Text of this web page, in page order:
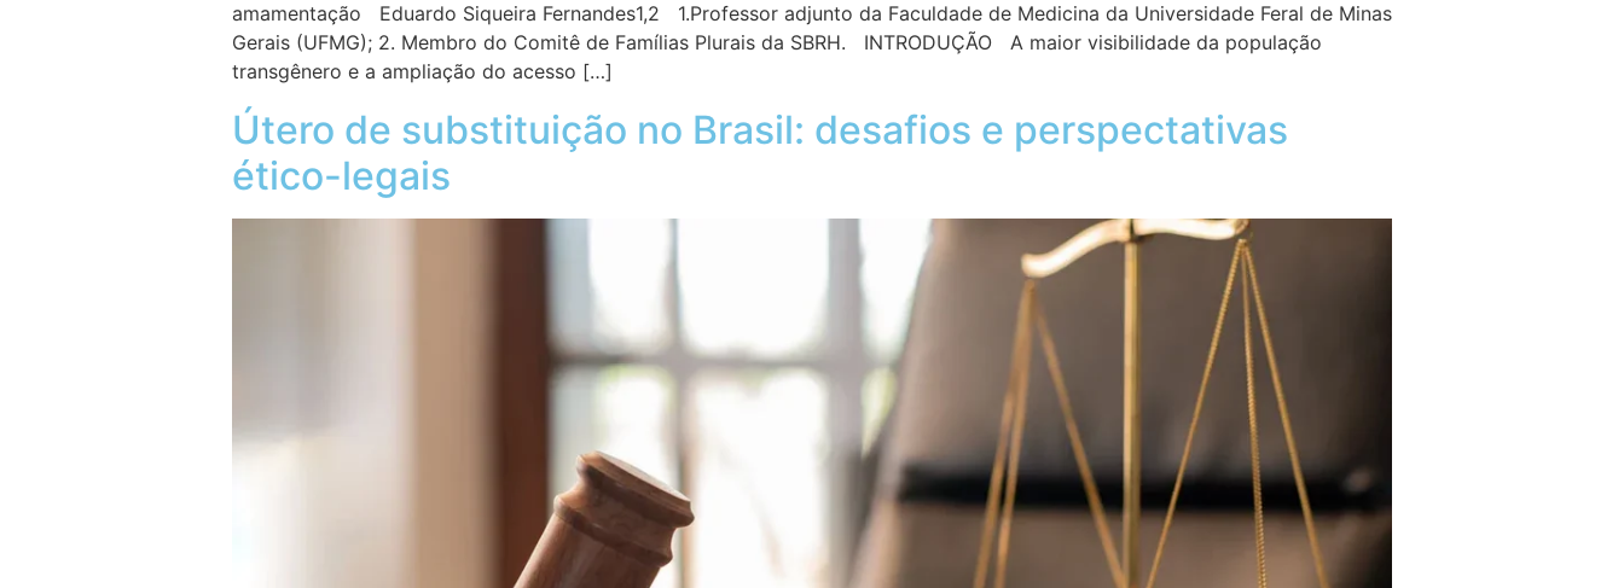
amamentação Eduardo Siqueira Fernandes1,2 1.Professor adjunto da Faculdade de Medicina da Universidade Feral de Minas
Gerais (UFMG); 2. Membro do Comitê de Famílias Plurais da SBRH. INTRODUÇÃO A maior visibilidade da população
transgênero e a ampliação do acesso […]
Útero de substituição no Brasil: desafios e perspectativas
ético-legais